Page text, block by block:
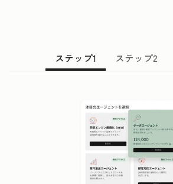
ステップ1 ステップ2